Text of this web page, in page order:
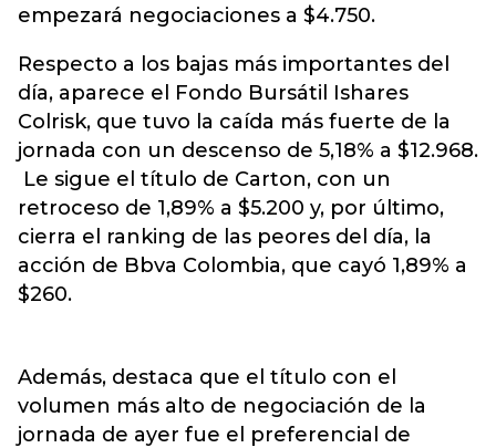
empezará negociaciones a $4.750.
Respecto a los bajas más importantes del
día, aparece el Fondo Bursátil Ishares
Colrisk, que tuvo la caída más fuerte de la
jornada con un descenso de 5,18% a $12.968.
Le sigue el título de Carton, con un
retroceso de 1,89% a $5.200 y, por último,
cierra el ranking de las peores del día, la
acción de Bbva Colombia, que cayó 1,89% a
$260.
Además, destaca que el título con el
volumen más alto de negociación de la
jornada de ayer fue el preferencial de